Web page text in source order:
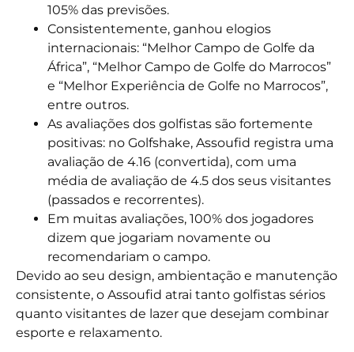
105% das previsões.
Consistentemente, ganhou elogios
internacionais: “Melhor Campo de Golfe da
África”, “Melhor Campo de Golfe do Marrocos”
e “Melhor Experiência de Golfe no Marrocos”,
entre outros.
As avaliações dos golfistas são fortemente
positivas: no Golfshake, Assoufid registra uma
avaliação de 4.16 (convertida), com uma
média de avaliação de 4.5 dos seus visitantes
(passados e recorrentes).
Em muitas avaliações, 100% dos jogadores
dizem que jogariam novamente ou
recomendariam o campo.
Devido ao seu design, ambientação e manutenção
consistente, o Assoufid atrai tanto golfistas sérios
quanto visitantes de lazer que desejam combinar
esporte e relaxamento.